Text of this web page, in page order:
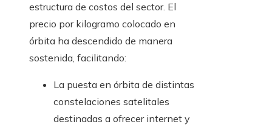
estructura de costos del sector. El
precio por kilogramo colocado en
órbita ha descendido de manera
sostenida, facilitando:
La puesta en órbita de distintas
constelaciones satelitales
destinadas a ofrecer internet y